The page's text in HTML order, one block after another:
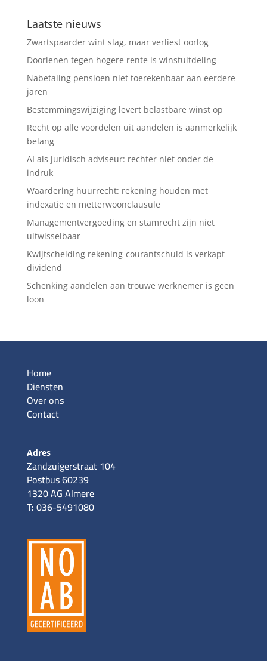
Laatste nieuws
Zwartspaarder wint slag, maar verliest oorlog
Doorlenen tegen hogere rente is winstuitdeling
Nabetaling pensioen niet toerekenbaar aan eerdere
jaren
Bestemmingswijziging levert belastbare winst op
Recht op alle voordelen uit aandelen is aanmerkelijk
belang
AI als juridisch adviseur: rechter niet onder de
indruk
Waardering huurrecht: rekening houden met
indexatie en metterwoonclausule
Managementvergoeding en stamrecht zijn niet
uitwisselbaar
Kwijtschelding rekening-courantschuld is verkapt
dividend
Schenking aandelen aan trouwe werknemer is geen
loon
Home
Diensten
Over ons
Contact
Adres
Zandzuigerstraat 104
Postbus 60239
1320 AG Almere
T: 036-5491080